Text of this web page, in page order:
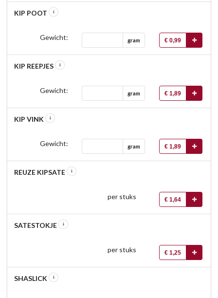
KIP POOT
Gewicht: gram € 0,99
KIP REEPJES
Gewicht: gram € 1,89
KIP VINK
Gewicht: gram € 1,89
REUZE KIPSATE
per stuks € 1,64
SATESTOKJE
per stuks € 1,25
SHASLICK